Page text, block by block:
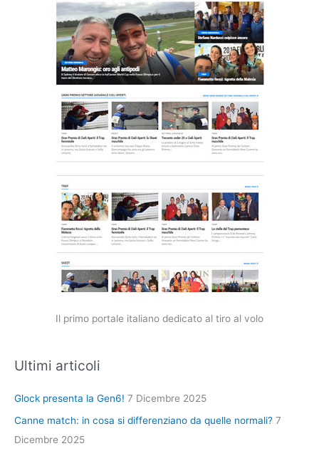
Il primo portale italiano dedicato al tiro al volo
Ultimi articoli
Glock presenta la Gen6! 7 Dicembre 2025
Canne match: in cosa si differenziano da quelle normali? 7
Dicembre 2025